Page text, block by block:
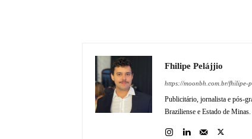
Fhilipe Pelájjio
https://moonbh.com.br/fhilipe-
Publicitário, jornalista e pós-
Braziliense e Estado de